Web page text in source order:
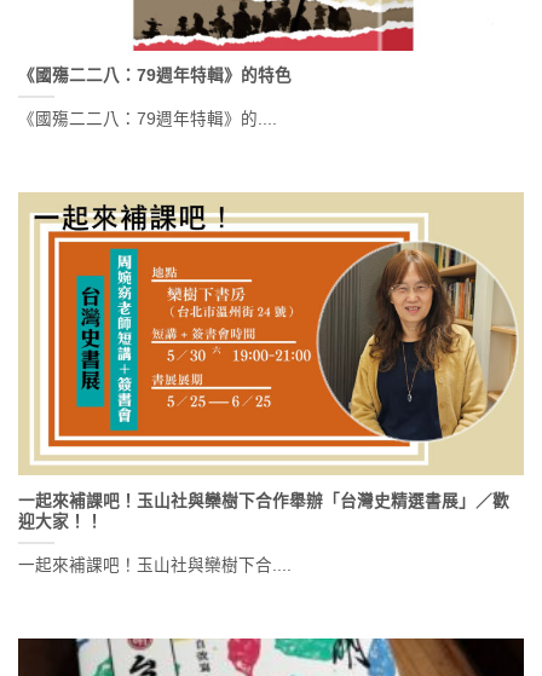
《國殤二二八：79週年特輯》的特色
《國殤二二八：79週年特輯》的....
一起來補課吧！玉山社與欒樹下合作舉辦「台灣史精選書展」／歡
迎大家！！
一起來補課吧！玉山社與欒樹下合....